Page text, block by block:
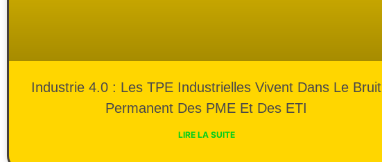
Industrie 4.0 : Les TPE Industrielles Vivent Dans Le Bruit
Permanent Des PME Et Des ETI
LIRE LA SUITE